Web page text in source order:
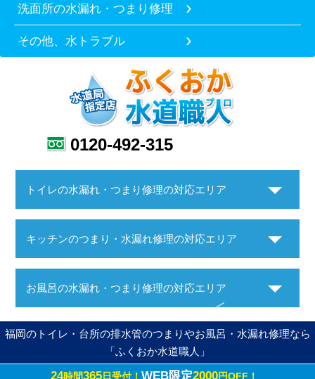
洗面所の水漏れ・つまり修理
その他、水トラブル
0120-492-315
トイレの水漏れ・つまり修理の対応エリア
キッチンのつまり・水漏れ修理の対応エリア
お風呂の水漏れ・つまり修理の対応エリア
福岡のトイレ・台所の排水管のつまりやお風呂・水漏れ修理なら
「ふくおか水道職人」
24時間365日受付！ WEB限定2000円OFF！